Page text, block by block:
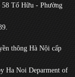
58 Tố Hữu - Phường
thông Hà Nội cấp
Ha Noi Deparment of